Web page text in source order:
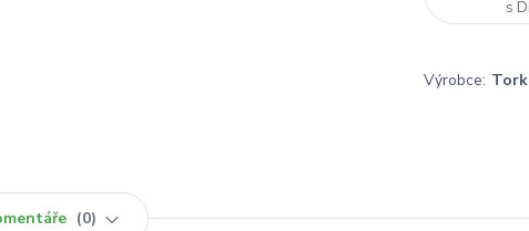
Výrobce: Tork
0